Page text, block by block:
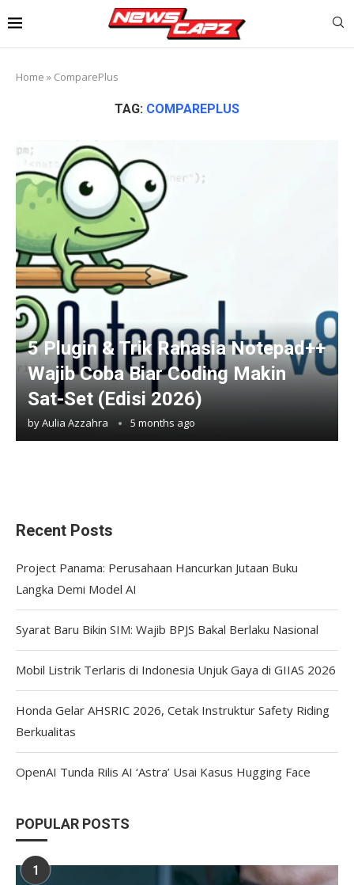
Home » ComparePlus
TAG: COMPAREPLUS
5 Plugin & Trik Rahasia Notepad++
Wajib Coba Biar Coding Makin
Sat-Set (Edisi 2026)
byAulia Azzahra 5 months ago
Recent Posts
Project Panama: Perusahaan Hancurkan Jutaan Buku
Langka Demi Model AI
Syarat Baru Bikin SIM: Wajib BPJS Bakal Berlaku Nasional
Mobil Listrik Terlaris di Indonesia Unjuk Gaya di GIIAS 2026
Honda Gelar AHSRIC 2026, Cetak Instruktur Safety Riding
Berkualitas
OpenAI Tunda Rilis AI ‘Astra’ Usai Kasus Hugging Face
POPULAR POSTS
1